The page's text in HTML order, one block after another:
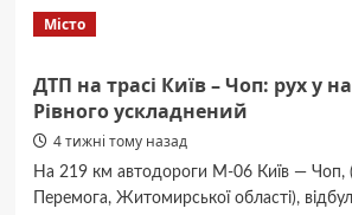
Місто
ДТП на трасі Київ – Чоп: рух у
Рівного ускладнений
4 тижні тому назад
На 219 км автодороги М-06 Київ — Чоп,
Перемога, Житомирської області),